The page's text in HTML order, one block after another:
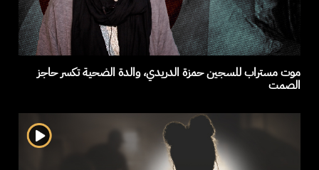
موت مستراب للسجين حمزة الدريدي، والدة الضحية تكسر حاجز
الصمت